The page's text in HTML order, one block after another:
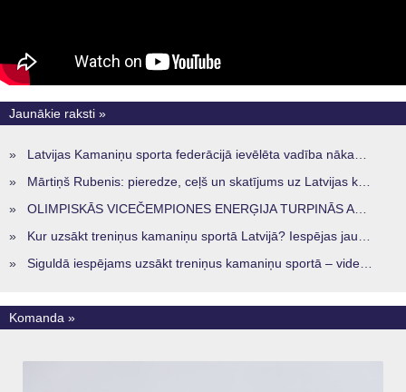
Jaunākie raksti »
» Latvijas Kamaniņu sporta federācijā ievēlēta vadība nākamajam četru gadu termiņam
» Mārtiņš Rubenis: pieredze, ceļš un skatījums uz Latvijas kamaniņu sportu
» OLIMPISKĀS VICEČEMPIONES ENERĢIJA TURPINĀS ARĪ STARPSEZONĀ
» Kur uzsākt treniņus kamaniņu sportā Latvijā? Iespējas jaunajiem sportistiem visos reģionos
» Siguldā iespējams uzsākt treniņus kamaniņu sportā – vide, kur veidojas nākamā sportistu paaudze
Komanda »